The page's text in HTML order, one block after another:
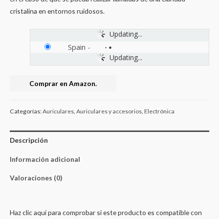
cristalina en entornos ruidosos.
Updating...
Updating...
Spain -
Comprar en Amazon.
Categorías:Auriculares Auriculares y accesorios Electrónica
Descripción
Información adicional
Valoraciones (0)
Haz clic aquí para comprobar si este producto es compatible con